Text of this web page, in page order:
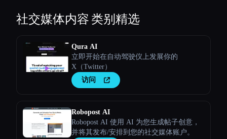
社交媒体内容类别精选
Qura AI
立即开始在自动驾驶仪上发展你的
X（Twitter）
访问
Robopost AI
Robopost AI 使用 AI 为您生成帖子创意，
并将其发布/安排到您的社交媒体账户。